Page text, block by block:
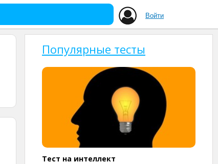
Войти
Популярные тесты
Тест на интеллект